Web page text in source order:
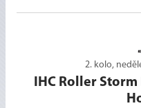
2. kolo,
IHC Roller Storm